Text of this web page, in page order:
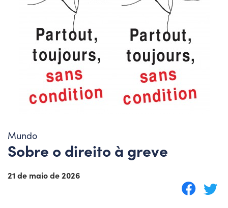
Mundo
Sobre o direito à greve
21 de maio de 2026